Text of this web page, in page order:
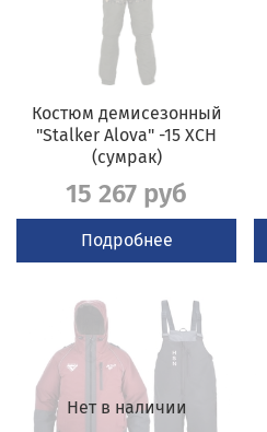
Костюм демисезонный
"Stalker Alova" -15 ХСН
(сумрак)
15 267 руб
Подробнее
Нет в наличии